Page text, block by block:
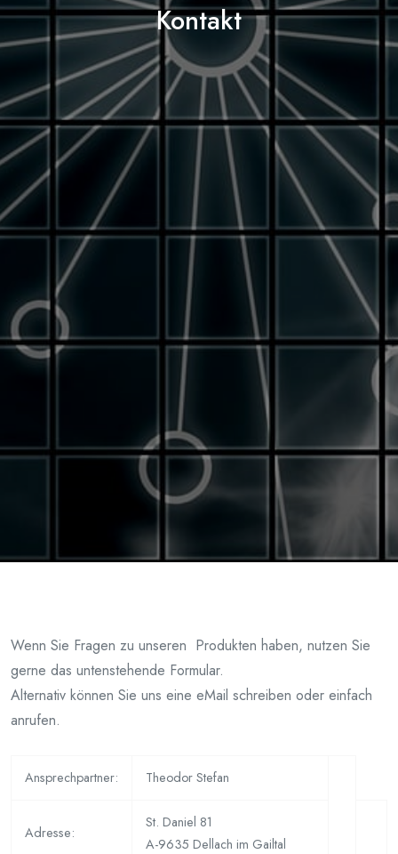
Kontakt
Wenn Sie Fragen zu unseren Produkten haben, nutzen Sie
gerne das untenstehende Formular.
Alternativ können Sie uns eine eMail schreiben oder einfach
anrufen.
Ansprechpartner: Theodor Stefan
Adresse:
St. Daniel 81
A-9635 Dellach im Gailtal